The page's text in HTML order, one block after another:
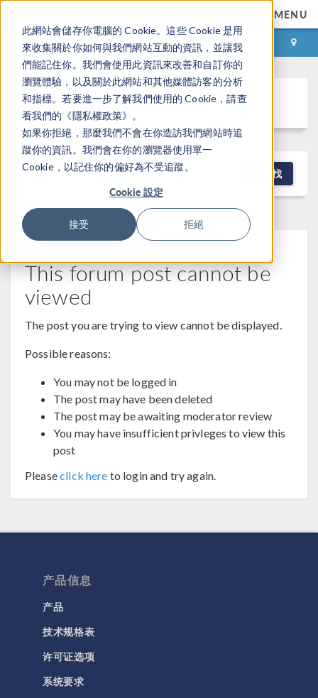
此網站會儲存你電腦的 Cookie。這些 Cookie 是用
來收集關於你如何與我們網站互動的資訊，並讓我
們能記住你。我們會使用此資訊來改善和自訂你的
瀏覽體驗，以及關於此網站和其他媒體訪客的分析
和指標。若要進一步了解我們使用的 Cookie，請查
看我們的《隱私權政策》。
如果你拒絕，那麼我們不會在你造訪我們網站時追
蹤你的資訊。我們會在你的瀏覽器使用單一
Cookie，以記住你的偏好為不受追蹤。
Cookie 設定
接受 拒絕
MENU
登录 咨询与购买
Discussion Forum
NEW DISCUSSION 查找
This forum post cannot be
viewed
The post you are trying to view cannot be displayed.
Possible reasons:
You may not be logged in
The post may have been deleted
The post may be awaiting moderator review
You may have insufficient privleges to view this
post
Pleaseclick here to login and try again.
产品信息
产品
技术规格表
许可证选项
系统要求